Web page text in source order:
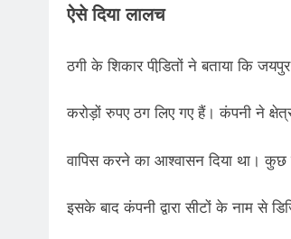
ऐसे दिया लालच
ठगी के शिकार पीडि़तों ने बताया कि
करोड़ों रुपए ठग लिए गए हैं। कंपनी ने
वापिस करने का आश्वासन दिया था।
इसके बाद कंपनी द्वारा सीटों के नाम से